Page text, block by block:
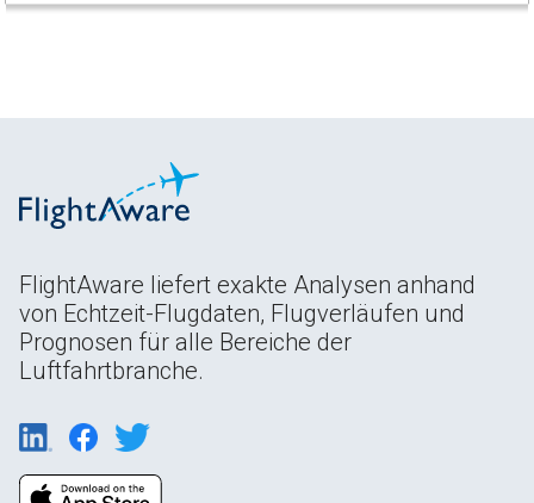
FlightAware liefert exakte Analysen anhand
von Echtzeit-Flugdaten, Flugverläufen und
Prognosen für alle Bereiche der
Luftfahrtbranche.